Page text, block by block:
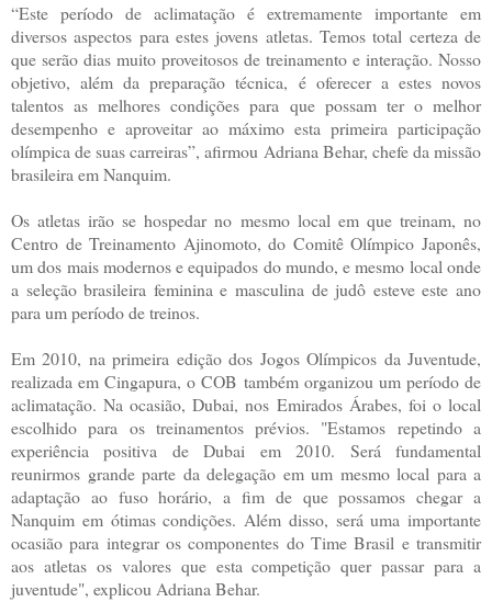
“Este período de aclimatação é extremamente importante em
diversos aspectos para estes jovens atletas. Temos total certeza de
que serão dias muito proveitosos de treinamento e interação. Nosso
objetivo, além da preparação técnica, é oferecer a estes novos
talentos as melhores condições para que possam ter o melhor
desempenho e aproveitar ao máximo esta primeira participação
olímpica de suas carreiras”, afirmou Adriana Behar, chefe da missão
brasileira em Nanquim.
Os atletas irão se hospedar no mesmo local em que treinam, no
Centro de Treinamento Ajinomoto, do Comitê Olímpico Japonês,
um dos mais modernos e equipados do mundo, e mesmo local onde
a seleção brasileira feminina e masculina de judô esteve este ano
para um período de treinos.
Em 2010, na primeira edição dos Jogos Olímpicos da Juventude,
realizada em Cingapura, o COB também organizou um período de
aclimatação. Na ocasião, Dubai, nos Emirados Árabes, foi o local
escolhido para os treinamentos prévios. "Estamos repetindo a
experiência positiva de Dubai em 2010. Será fundamental
reunirmos grande parte da delegação em um mesmo local para a
adaptação ao fuso horário, a fim de que possamos chegar a
Nanquim em ótimas condições. Além disso, será uma importante
ocasião para integrar os componentes do Time Brasil e transmitir
aos atletas os valores que esta competição quer passar para a
juventude", explicou Adriana Behar.